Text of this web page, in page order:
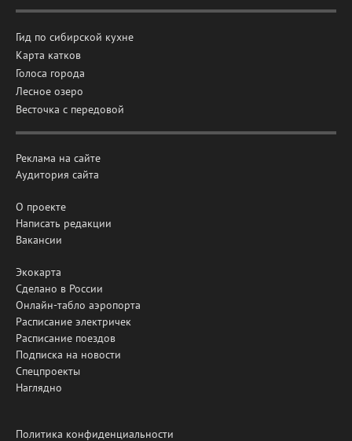
Гид по сибирской кухне
Карта катков
Голоса города
Лесное озеро
Весточка с передовой
Реклама на сайте
Аудитория сайта
О проекте
Написать редакции
Вакансии
Экокарта
Сделано в России
Онлайн-табло аэропорта
Расписание электричек
Расписание поездов
Подписка на новости
Спецпроекты
Наглядно
Политика конфиденциальности